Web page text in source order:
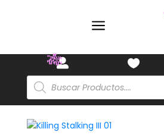
a
 
Búsqueda
de
productos
🎋